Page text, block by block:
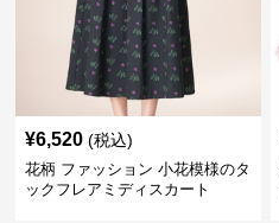
¥6,520 (税込)
花柄 ファッション 小花模様のタ
ックフレアミディスカート